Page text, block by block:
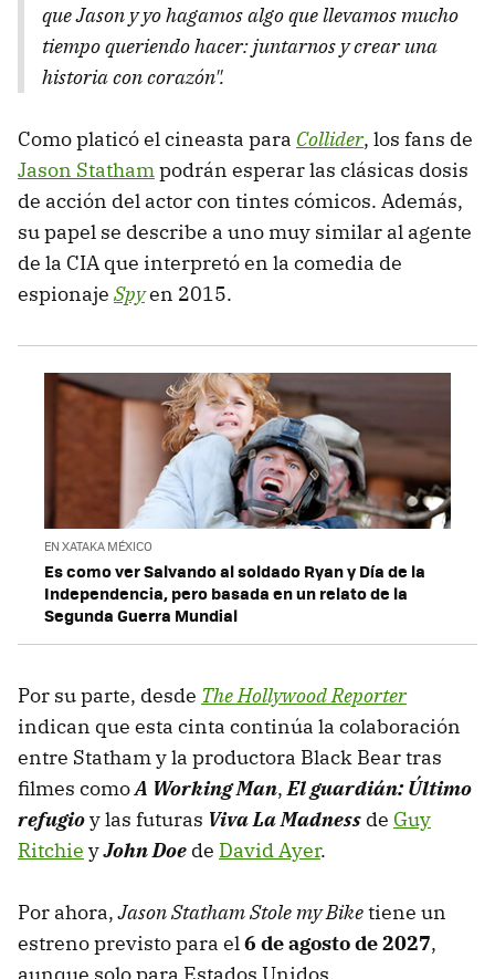
que Jason y yo hagamos algo que llevamos mucho
tiempo queriendo hacer: juntarnos y crear una
historia con corazón".
Como platicó el cineasta para Collider, los fans de
Jason Stathampodrán esperar las clásicas dosis
de acción del actor con tintes cómicos. Además,
su papel se describe a uno muy similar al agente
de la CIA que interpretó en la comedia de
espionaje Spyen 2015.
EN XATAKA MÉXICO
Es como ver Salvando al soldado Ryan y Día de la
Independencia, pero basada en un relato de la
Segunda Guerra Mundial
Por su parte, desde The Hollywood Reporter
indican que esta cinta continúa la colaboración
entre Statham y la productora Black Bear tras
filmes comoA WorkingMan,El guardián: Último
refugioy las futuras VivaLa Madness de Guy
Ritchie yJohn Doe de David Ayer.
Por ahora,Jason Statham Stole my Biketiene un
estreno previsto para el6 de agosto de 2027,